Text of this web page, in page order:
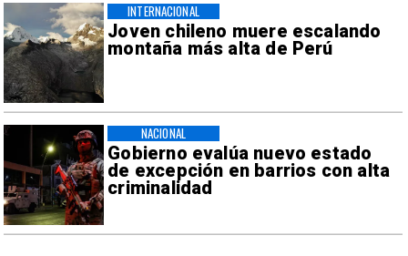
Joven chileno muere escalando
montaña más alta de Perú
INTERNACIONAL
Gobierno evalúa nuevo estado
de excepción en barrios con alta
criminalidad
NACIONAL